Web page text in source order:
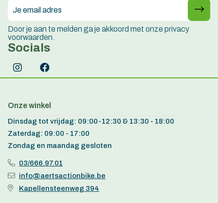
Door je aan te melden ga je akkoord met onze privacy
voorwaarden.
Socials
Onze winkel
Dinsdag tot vrijdag: 09:00-12:30 & 13:30 - 18:00
Zaterdag: 09:00 - 17:00
Zondag en maandag gesloten
03/666.97.01
info@aertsactionbike.be
Kapellensteenweg 394